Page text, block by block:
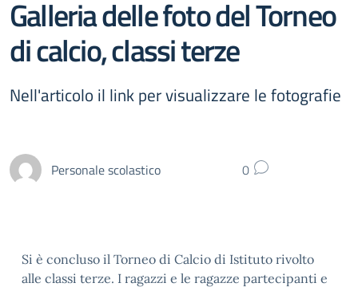
Galleria delle foto del Torneo
di calcio, classi terze
Nell'articolo il link per visualizzare le fotografie
Personale scolastico 0
Si è concluso il Torneo di Calcio di Istituto rivolto
alle classi terze. I ragazzi e le ragazze partecipanti e